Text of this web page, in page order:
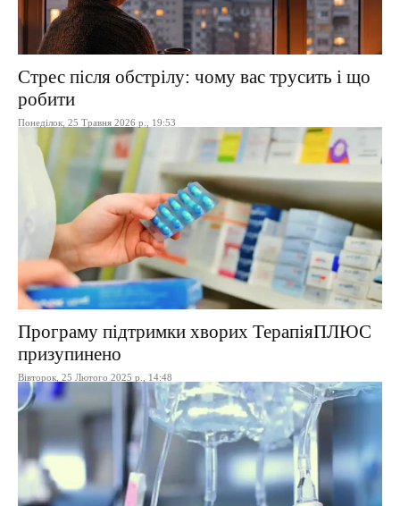
Стрес після обстрілу: чому вас трусить і що
робити
Понеділок, 25 Травня 2026 р., 19:53
Програму підтримки хворих ТерапіяПЛЮС
призупинено
Вівторок, 25 Лютого 2025 р., 14:48